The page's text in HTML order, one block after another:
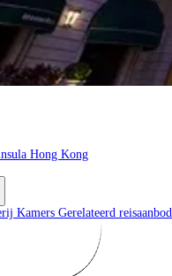
Hong Kong
Kamers Gerelateerd reisaanbod